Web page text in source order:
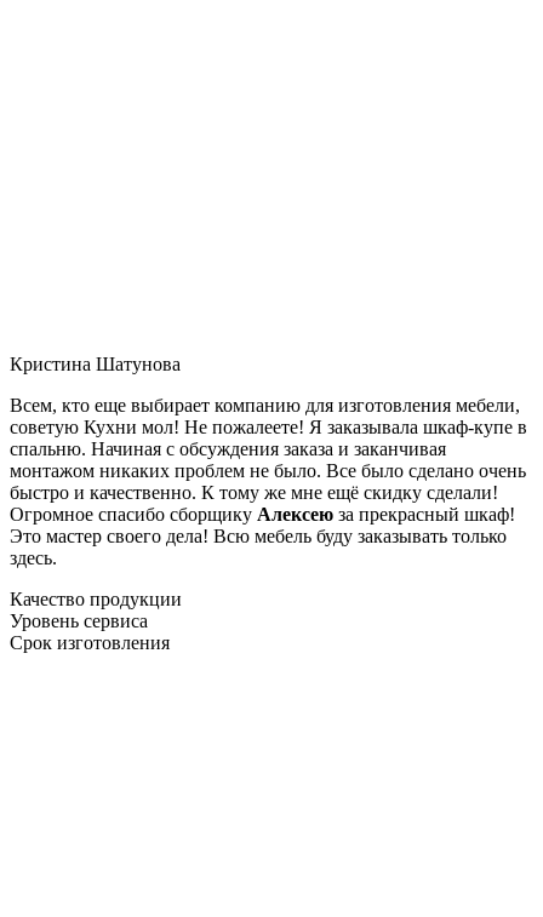
Кристина Шатунова
Всем, кто еще выбирает компанию для изготовления мебели,
советую Кухни мол! Не пожалеете! Я заказывала шкаф-купе в
спальню. Начиная с обсуждения заказа и заканчивая
монтажом никаких проблем не было. Все было сделано очень
быстро и качественно. К тому же мне ещё скидку сделали!
Огромное спасибо сборщику Алексею за прекрасный шкаф!
Это мастер своего дела! Всю мебель буду заказывать только
здесь.
Качество продукции
Уровень сервиса
Срок изготовления